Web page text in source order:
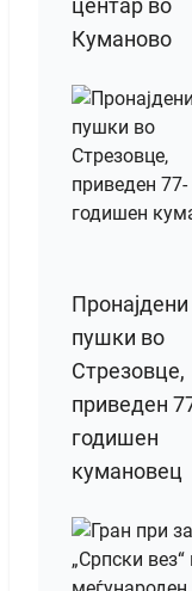
центар во
Куманово
Пронајдени
пушки во
Стрезовце,
приведен
годишен
кумановец